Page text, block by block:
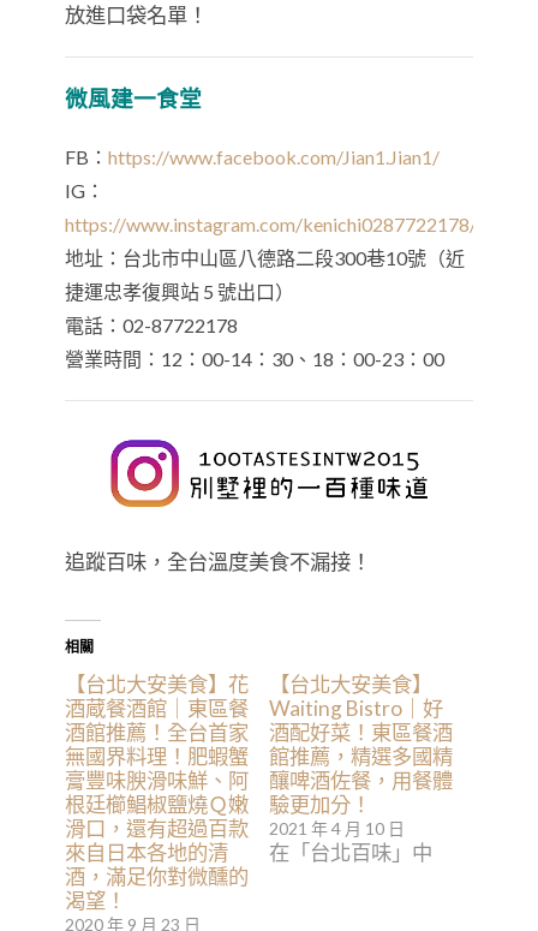
放進口袋名單！
微風建一食堂
FB： https://www.facebook.com/Jian1.Jian1/
IG：
https://www.instagram.com/kenichi0287722178/
地址：台北市中山區八德路二段300巷10號（近
捷運忠孝復興站 5 號出口）
電話：02-87722178
營業時間：12：00-14：30、18：00-23：00
追蹤百味，全台溫度美食不漏接！
相關
【台北大安美食】花
酒蔵餐酒館｜東區餐
酒館推薦！全台首家
無國界料理！肥蝦蟹
膏豐味腴滑味鮮、阿
根廷櫛鯧椒鹽燒Ｑ嫩
滑口，還有超過百款
來自日本各地的清
酒，滿足你對微醺的
渴望！
2020 年 9 月 23 日
【台北大安美食】
Waiting Bistro｜好
酒配好菜！東區餐酒
館推薦，精選多國精
釀啤酒佐餐，用餐體
驗更加分！
2021 年 4 月 10 日
在「台北百味」中